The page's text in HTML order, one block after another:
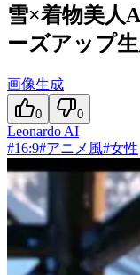
雪×着物美人
ーズアップ
画像生成
0 0
Leonardo AI
#16:9#アニメ風#女性